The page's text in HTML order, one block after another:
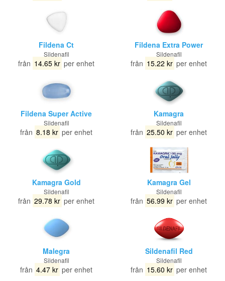
Fildena Ct
Sildenafil
från 14.65 kr per enhet
Fildena Extra Power
Sildenafil
från 15.22 kr per enhet
Fildena Super Active
Sildenafil
från 8.18 kr per enhet
Kamagra
Sildenafil
från 25.50 kr per enhet
Kamagra Gold
Sildenafil
från 29.78 kr per enhet
Kamagra Gel
Sildenafil
från 56.99 kr per enhet
Malegra
Sildenafil
från 4.47 kr per enhet
Sildenafil Red
Sildenafil
från 15.60 kr per enhet